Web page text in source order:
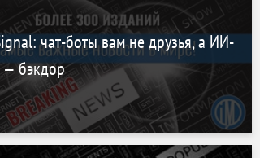
чат-боты вам не друзья, а ИИ-
— бэкдор